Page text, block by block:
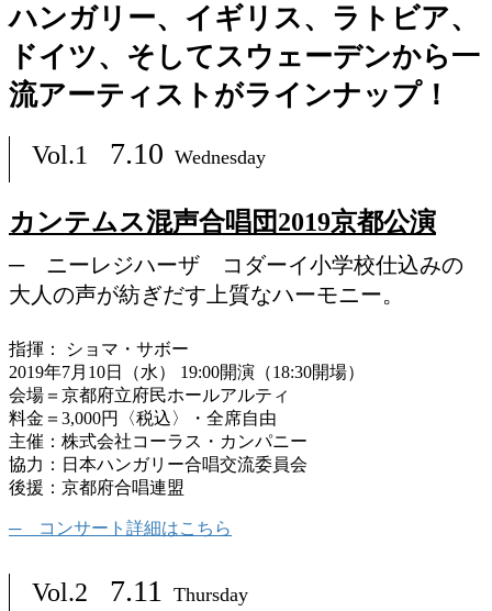
ハンガリー、イギリス、ラトビア、
ドイツ、そしてスウェーデンから一
流アーティストがラインナップ！
Vol.1 7.10 Wednesday
カンテムス混声合唱団2019京都公演
ニーレジハーザ コダーイ小学校仕込みの
大人の声が紡ぎだす上質なハーモニー。
指揮： ショマ・サボー
2019年7月10日（水） 19:00開演（18:30開場）
会場＝京都府立府民ホールアルティ
料金＝3,000円〈税込〉・全席自由
主催：株式会社コーラス・カンパニー
協力：日本ハンガリー合唱交流委員会
後援：京都府合唱連盟
コンサート詳細はこちら
Vol.2 7.11 Thursday